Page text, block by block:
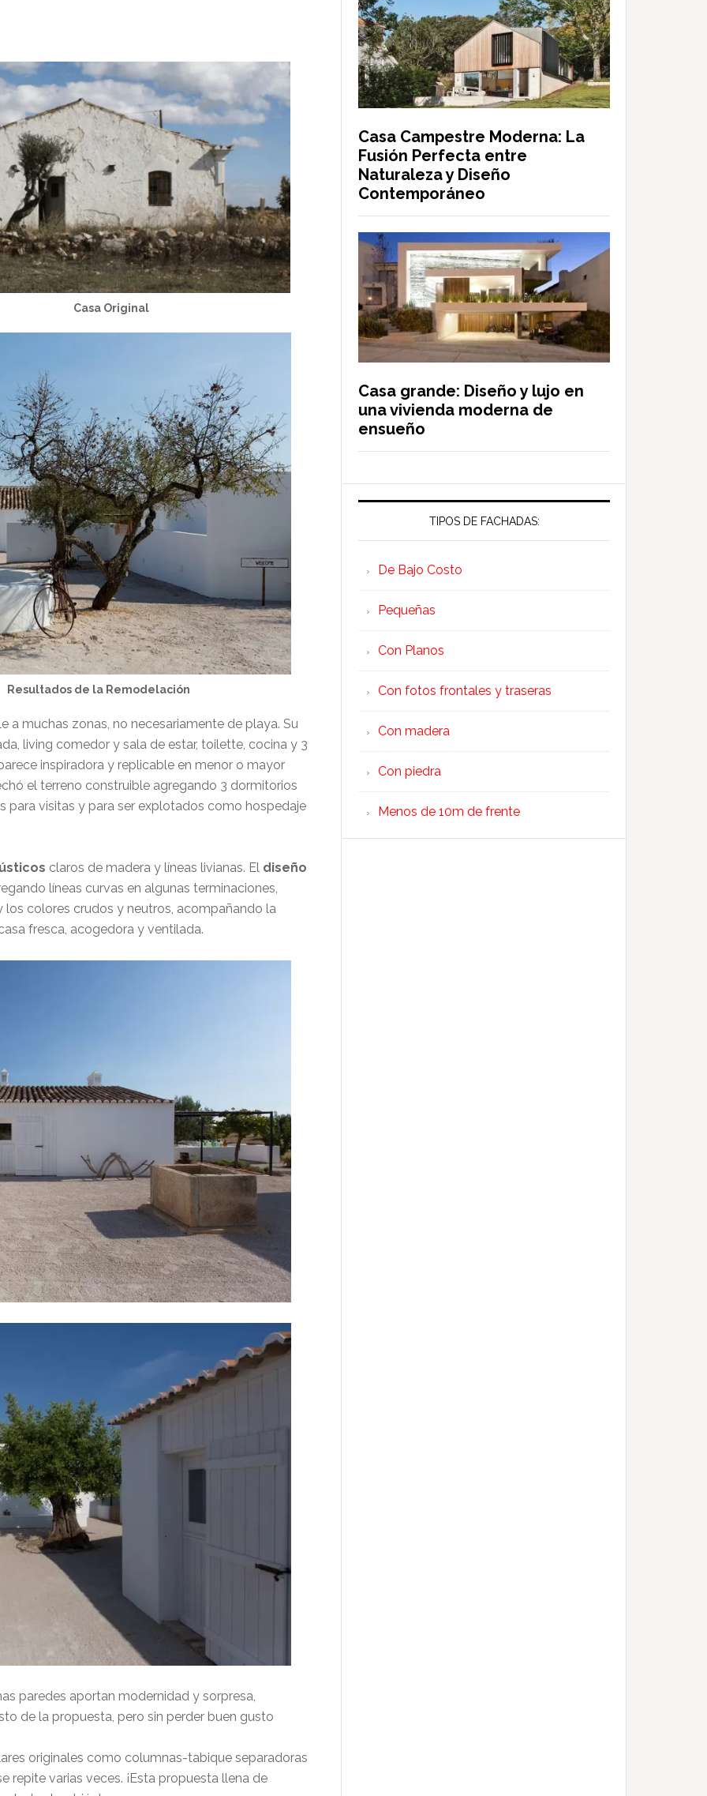
Original
la Remodelación
a muchas zonas, no necesariamente de playa. Su
living comedor y sala de estar, toilette, cocina y 3
inspiradora y replicable en menor o mayor
el terreno construible agregando 3 dormitorios
para visitas y para ser explotados como hospedaje
claros de madera y líneas livianas. El diseño
líneas curvas en algunas terminaciones,
colores crudos y neutros, acompañando la
fresca, acogedora y ventilada.
paredes aportan modernidad y sorpresa,
de la propuesta, pero sin perder buen gusto
originales como columnas-tabique separadoras
repite varias veces. ¡Esta propuesta llena de
Casa Campestre Moderna: La
Fusión Perfecta entre
Naturaleza y Diseño
Contemporáneo
Casa grande: Diseño y lujo en
una vivienda moderna de
ensueño
TIPOS DE FACHADAS:
De Bajo Costo
Pequeñas
Con Planos
Con fotos frontales y traseras
Con madera
Con piedra
Menos de 10m de frente